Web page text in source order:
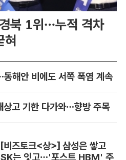
북 1위…누적 격차
혀
해안 비에도 서쪽 폭염 계속
상고 기한 다가와…향방 주목
[비즈토크<상>] 삼성은 쌓고
SK는 잇고…'포스트 HBM' 주